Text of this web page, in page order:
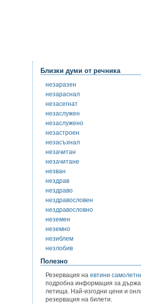
Близки думи от речника
незаразен
незараснал
незасегнат
незаслужен
незаслужено
незастроен
незасъхнал
незачитан
незачитане
незван
нездрав
нездраво
нездравословен
нездравословно
неземен
неземно
незиблем
незлобив
Полезно
Резервация на евтини
подробна информация за
летища. Най-изгодни цени и
резервация на билети.